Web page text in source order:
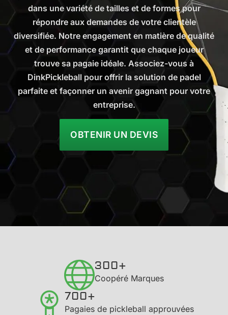
dans une variété de tailles et de formes pour
répondre aux demandes de votre clientèle
diversifiée. Notre engagement en matière de qualité
et de performance garantit que chaque joueur
trouve sa pagaie idéale. Associez-vous à
DinkPickleball pour offrir la solution de padel
parfaite et façonner un avenir gagnant pour votre
entreprise.
OBTENIR UN DEVIS
300+
Coopéré Marques
700+
Pagaies de pickleball approuvées